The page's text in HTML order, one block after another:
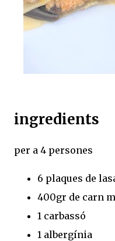
ingredients
per a 4 persones
6 plaques de
400gr de carn
1 carbassó
1 albergínia